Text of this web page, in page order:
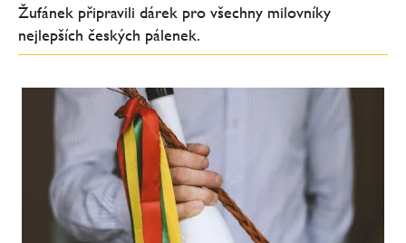
Žufánek připravili dárek pro všechny milovníky
nejlepších českých pálenek.